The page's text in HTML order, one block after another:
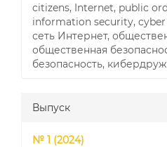
citizens, Internet, public
information security,
сеть Интернет,
общественная
безопасность,
Выпуск
№ 1 (2024)